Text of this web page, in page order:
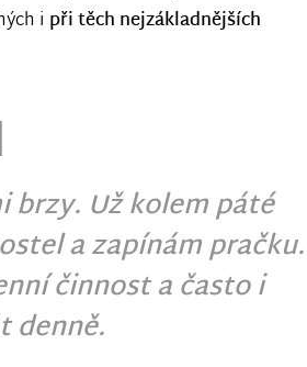
i při těch nejzákladnějších
brzy. Už kolem páté
a zapínám pračku.
činnost a často i
denně.